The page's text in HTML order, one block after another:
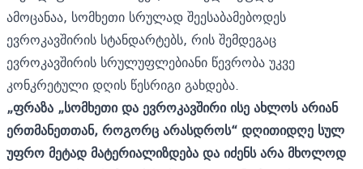
ამოცანაა, სომხეთი სრულად შეესაბამებოდეს
ევროკავშირის სტანდარტებს, რის შემდეგაც
ევროკავშირის სრულუფლებიანი წევრობა უკვე
კონკრეტული დღის წესრიგი გახდება.
„ფრაზა „სომხეთი და ევროკავშირი ისე ახლოს არიან
ერთმანეთთან, როგორც არასდროს“ დღითიდღე სულ
უფრო მეტად მატერიალიზდება და იძენს არა მხოლოდ